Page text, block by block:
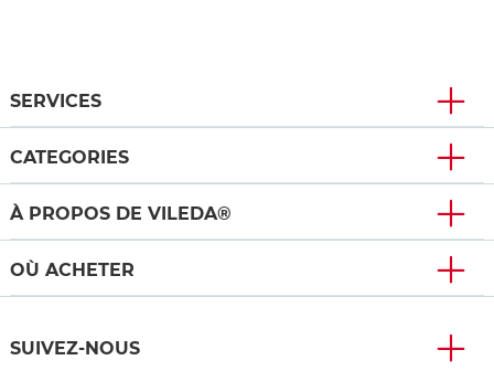
SERVICES
CATEGORIES
À PROPOS DE VILEDA®
OÙ ACHETER
SUIVEZ-NOUS